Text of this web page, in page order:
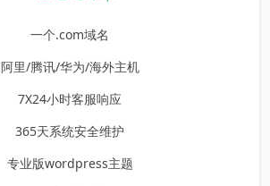
一个.com域名
阿里/腾讯/华为/海外主机
7X24小时客服响应
365天系统安全维护
专业版wordpress主题